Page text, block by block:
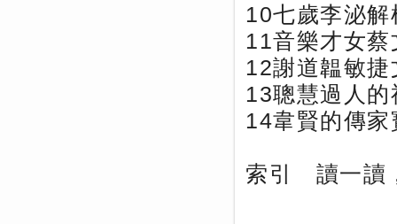
10七歲李泌解
11音樂才女蔡
12謝道韞敏
13聰慧過人的
14韋賢的傳家
索引 讀一讀